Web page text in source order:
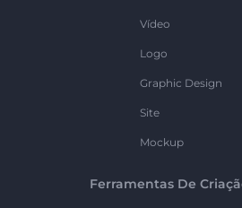
Vídeo
Logo
Graphic Design
Site
Mockup
Ferramentas De